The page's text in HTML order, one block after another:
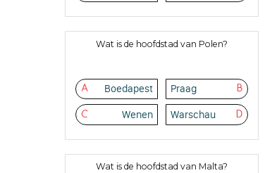
Wat is de hoofdstad van Polen?
A Boedapest B
Praag
C Wenen D
Warschau
Wat is de hoofdstad van Malta?